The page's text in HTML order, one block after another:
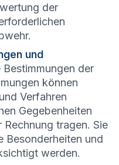
der
und
Bestimmungen der
können
Verfahren
Gegebenheiten
tragen. Sie
Besonderheiten und
werden.